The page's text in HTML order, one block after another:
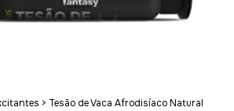
> Tesão de Vaca Afrodisíaco Natural